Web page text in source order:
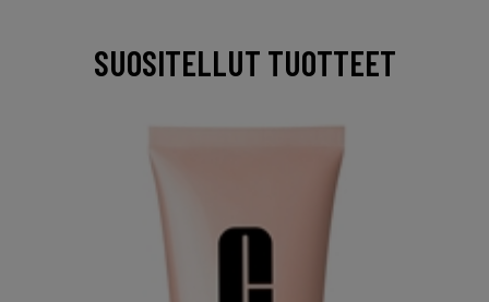
SUOSITELLUT TUOTTEET